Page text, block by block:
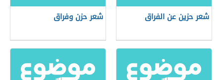
شعر حزين عن الفراق شعر حزن وفراق